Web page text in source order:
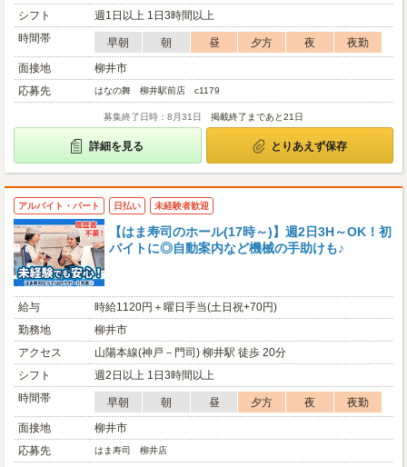
シフト
週1日以上 1日3時間以上
時間帯
早朝 朝 昼 夕方 夜
夜勤
面接地
柳井市
応募先
はなの舞 柳井駅前店 c1179
募集終了日時：8月31日 掲載終了まであと21日
詳細を見る とりあえず保存
アルバイト・パート 日払い 未経験者歓迎
【はま寿司のホール(17時～)】週2日3H～OK！初
バイトに◎自動案内など機械の手助けも♪
給与
時給1120円＋曜日手当(土日祝+70円)
勤務地
柳井市
アクセス
山陽本線(神戸－門司) 柳井駅 徒歩 20分
シフト
週2日以上 1日3時間以上
時間帯
早朝 朝 昼 夕方 夜
夜勤
面接地
柳井市
応募先
はま寿司 柳井店